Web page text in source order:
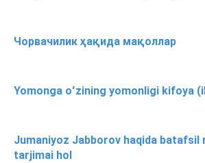
Чорвачилик ҳақида мақоллар
Yomonga oʻzining yomonligi kifoya
Jumaniyoz Jabborov haqida batafsil
tarjimai hol